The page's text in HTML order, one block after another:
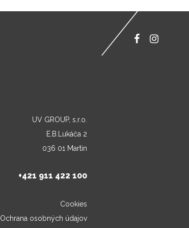
UV GROUP, s.r.o.
E.B.Lukáča 2
036 01 Martin
+421 911 422 100
Cookies
Ochrana osobných údajov